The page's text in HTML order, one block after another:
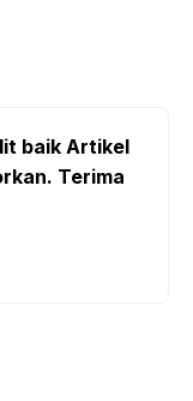
baik Artikel
Terima